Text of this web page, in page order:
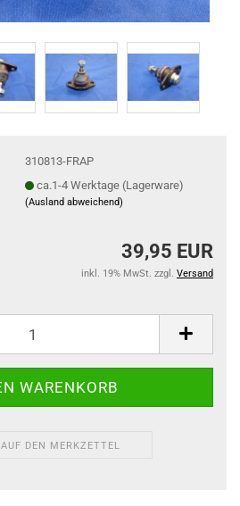
310813-FRAP
ca.1-4 Werktage (Lagerware)
(Ausland abweichend)
39,95 EUR
inkl. 19% MwSt. zzgl. Versand
AUF DEN MERKZETTEL